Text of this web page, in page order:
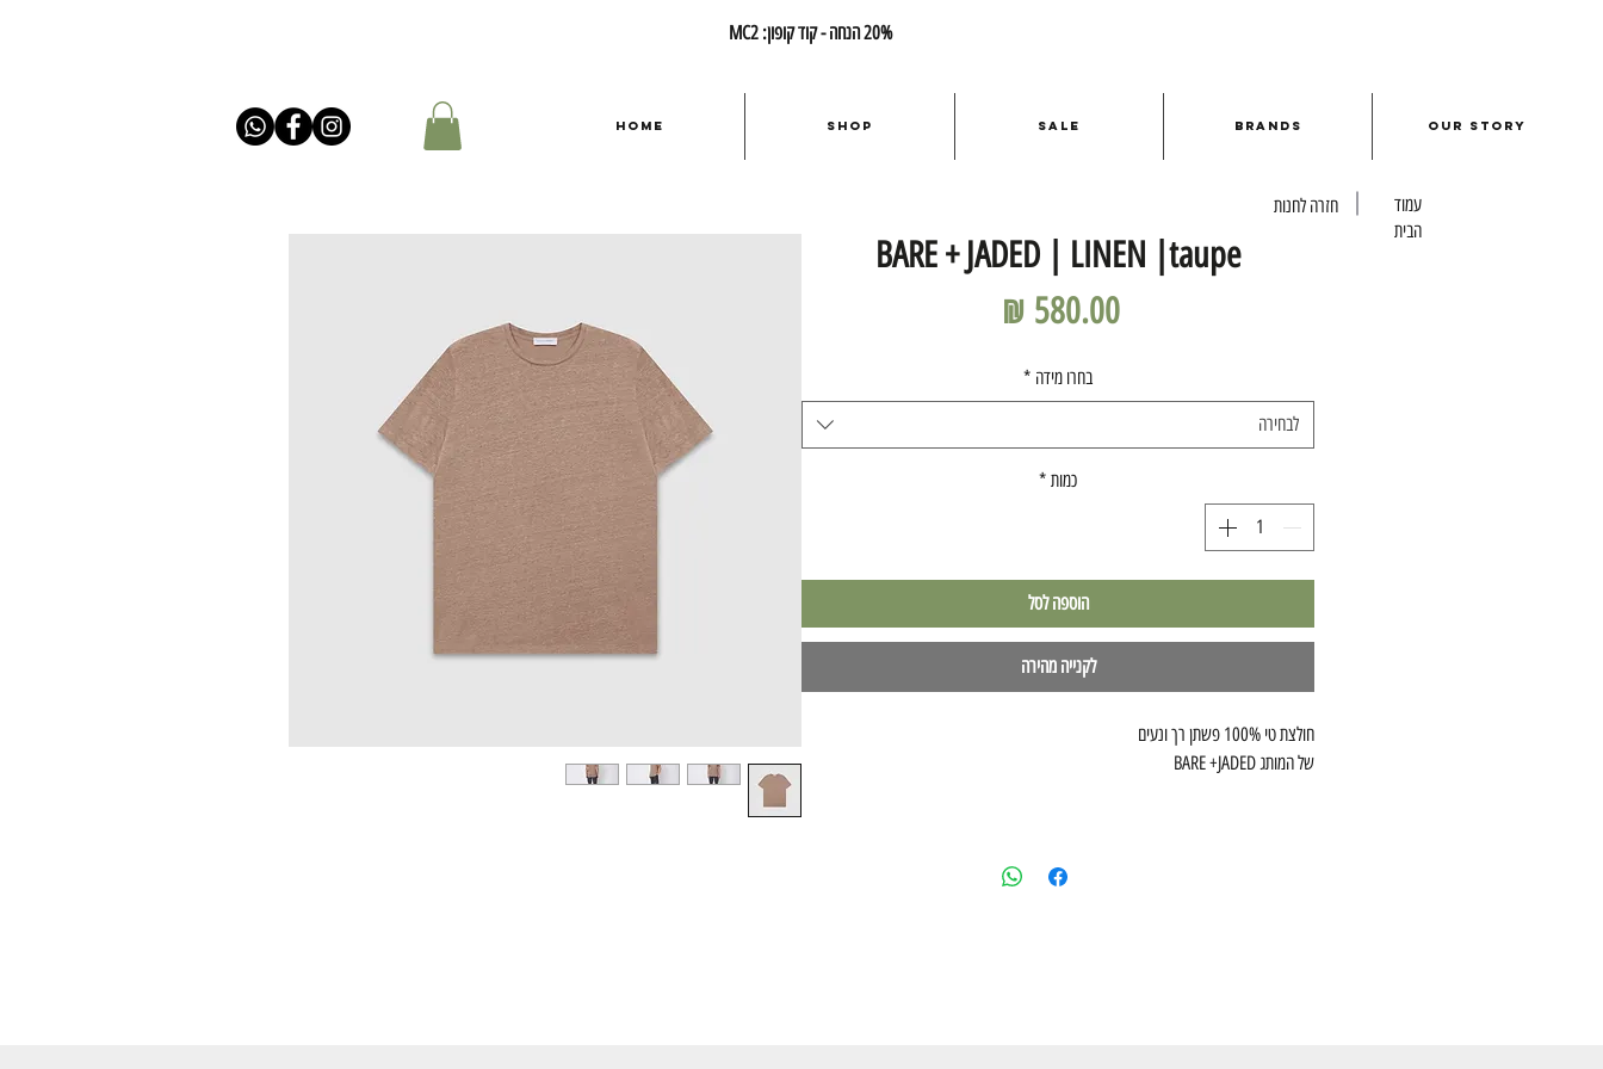
עמוד
הבית
חזרה לחנות
BARE + JADED | LINEN |taupe
בחרו מידה *
לבחירה
כמות *
הוספה לסל
לקנייה מהירה
חולצת טי 100% פשתן רך ונעים
של המותג BARE +JADED
20% הנחה - קוד קופון: MC2
Home Shop Sale Brands Our Story